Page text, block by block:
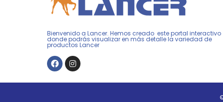
Bienvenido a Lancer. Hemos creado este portal interactivo
donde podrás visualizar en más detalle la variedad de
productos Lancer